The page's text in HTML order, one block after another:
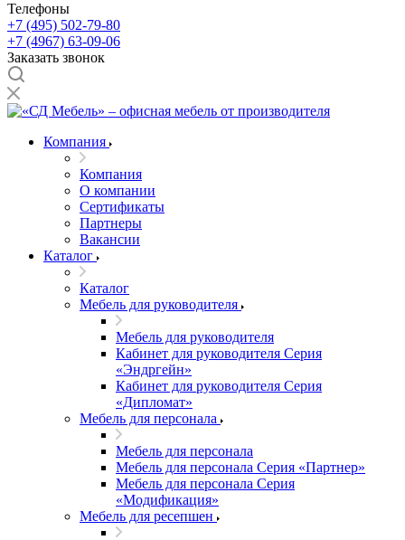
Телефоны
+7 (495) 502-79-80
+7 (4967) 63-09-06
Заказать звонок
Компания
Компания
О компании
Сертификаты
Партнеры
Вакансии
Каталог
Каталог
Мебель для руководителя
Мебель для руководителя
Кабинет для руководителя Серия
«Эндргейн»
Кабинет для руководителя Серия
«Дипломат»
Мебель для персонала
Мебель для персонала
Мебель для персонала Серия «Партнер»
Мебель для персонала Серия
«Модификация»
Мебель для ресепшен